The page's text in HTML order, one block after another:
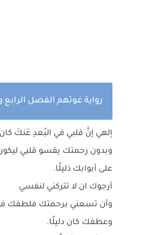
رواية غوثهم الفصل
إلهي إنَّ قلبي في البُعدِ عَنكَ كان
وبدون رحمتك يقسو قلبي
على أبوابك ذليلًا.
أرجوك ان لا تتركني لنفسي
وأن تسعني برحمتك فلطفك في
وعطفك كان دليلًا.